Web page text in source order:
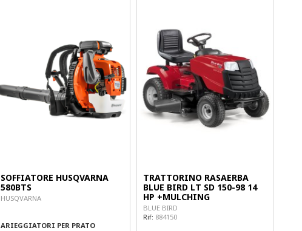
SOFFIATORE HUSQVARNA
580BTS
HUSQVARNA
ARIEGGIATORI PER PRATO
TRATTORINO RASAERBA
BLUE BIRD LT SD 150-98 14
HP +MULCHING
BLUE BIRD
Rif: 884150